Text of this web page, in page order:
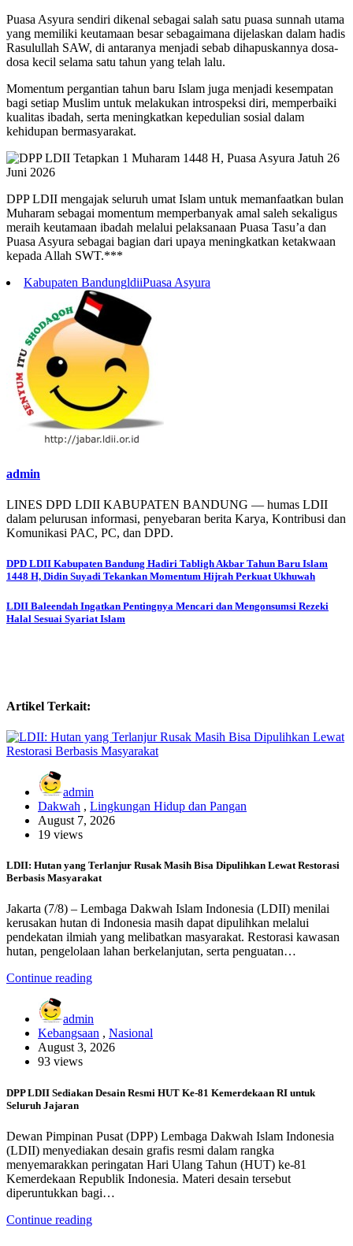
Puasa Asyura sendiri dikenal sebagai salah satu puasa sunnah utama
yang memiliki keutamaan besar sebagaimana dijelaskan dalam hadis
Rasulullah SAW, di antaranya menjadi sebab dihapuskannya dosa-
dosa kecil selama satu tahun yang telah lalu.
Momentum pergantian tahun baru Islam juga menjadi kesempatan
bagi setiap Muslim untuk melakukan introspeksi diri, memperbaiki
kualitas ibadah, serta meningkatkan kepedulian sosial dalam
kehidupan bermasyarakat.
DPP LDII mengajak seluruh umat Islam untuk memanfaatkan bulan
Muharam sebagai momentum memperbanyak amal saleh sekaligus
meraih keutamaan ibadah melalui pelaksanaan Puasa Tasu’a dan
Puasa Asyura sebagai bagian dari upaya meningkatkan ketakwaan
kepada Allah SWT.***
Kabupaten BandungldiiPuasa Asyura
admin
LINES DPD LDII KABUPATEN BANDUNG — humas LDII
dalam pelurusan informasi, penyebaran berita Karya, Kontribusi dan
Komunikasi PAC, PC, dan DPD.
Post
navigation
DPD LDII Kabupaten Bandung Hadiri Tabligh Akbar Tahun Baru Islam
1448 H, Didin Suyadi Tekankan Momentum Hijrah Perkuat Ukhuwah
LDII Baleendah Ingatkan Pentingnya Mencari dan Mengonsumsi Rezeki
Halal Sesuai Syariat Islam
Artikel Terkait:
admin
Dakwah , Lingkungan Hidup dan Pangan
August 7, 2026
19 views
LDII: Hutan yang Terlanjur Rusak Masih Bisa Dipulihkan Lewat Restorasi
Berbasis Masyarakat
Jakarta (7/8) – Lembaga Dakwah Islam Indonesia (LDII) menilai
kerusakan hutan di Indonesia masih dapat dipulihkan melalui
pendekatan ilmiah yang melibatkan masyarakat. Restorasi kawasan
hutan, pengelolaan lahan berkelanjutan, serta penguatan…
Continue reading
admin
Kebangsaan , Nasional
August 3, 2026
93 views
DPP LDII Sediakan Desain Resmi HUT Ke-81 Kemerdekaan RI untuk
Seluruh Jajaran
Dewan Pimpinan Pusat (DPP) Lembaga Dakwah Islam Indonesia
(LDII) menyediakan desain grafis resmi dalam rangka
menyemarakkan peringatan Hari Ulang Tahun (HUT) ke-81
Kemerdekaan Republik Indonesia. Materi desain tersebut
diperuntukkan bagi…
Continue reading